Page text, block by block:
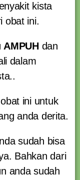
kista
obat ini.
AMPUHdan
dalam
ini untuk
anda derita.
sudah bisa
Bahkan dari
anda sudah